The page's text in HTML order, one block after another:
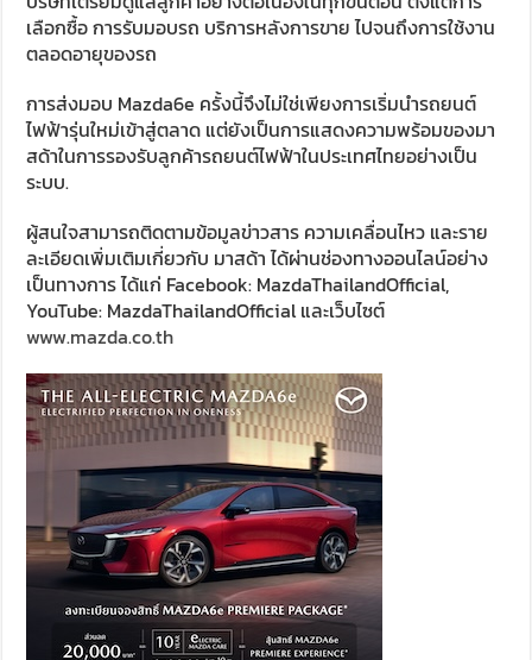
เลือกซื้อ การรับมอบรถ บริการหลังการขาย ไปจนถึงการใช้งาน
ตลอดอายุของรถ
การส่งมอบ Mazda6e ครั้งนี้จึงไม่ใช่เพียงการเริ่มนำรถยนต์
ไฟฟ้ารุ่นใหม่เข้าสู่ตลาด แต่ยังเป็นการแสดงความพร้อมของมา
สด้าในการรองรับลูกค้ารถยนต์ไฟฟ้าในประเทศไทยอย่างเป็น
ระบบ.
ผู้สนใจสามารถติดตามข้อมูลข่าวสาร ความเคลื่อนไหว และราย
ละเอียดเพิ่มเติมเกี่ยวกับ มาสด้า ได้ผ่านช่องทางออนไลน์อย่าง
เป็นทางการ ได้แก่ Facebook: MazdaThailandOfficial,
YouTube: MazdaThailandOfficial และเว็บไซต์
www.mazda.co.th